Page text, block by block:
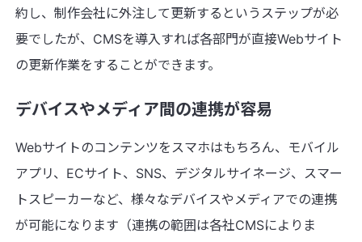
約し、制作会社に外注して更新するというステップが必
要でしたが、CMSを導入すれば各部門が直接Webサイト
の更新作業をすることができます。
デバイスやメディア間の連携が容易
Webサイトのコンテンツをスマホはもちろん、モバイル
アプリ、ECサイト、SNS、デジタルサイネージ、スマー
トスピーカーなど、様々なデバイスやメディアでの連携
が可能になります（連携の範囲は各社CMSによりま